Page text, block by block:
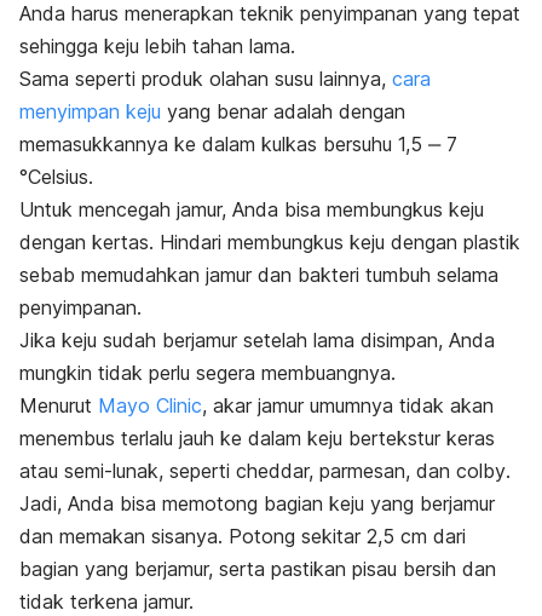
Anda harus menerapkan teknik penyimpanan yang tepat
sehingga keju lebih tahan lama.
Sama seperti produk olahan susu lainnya, cara
menyimpan keju yang benar adalah dengan
memasukkannya ke dalam kulkas bersuhu 1,5 ‒ 7
°Celsius.
Untuk mencegah jamur, Anda bisa membungkus keju
dengan kertas. Hindari membungkus keju dengan plastik
sebab memudahkan jamur dan bakteri tumbuh selama
penyimpanan.
Jika keju sudah berjamur setelah lama disimpan, Anda
mungkin tidak perlu segera membuangnya.
Menurut Mayo Clinic, akar jamur umumnya tidak akan
menembus terlalu jauh ke dalam keju bertekstur keras
atau semi-lunak, seperti cheddar, parmesan, dan colby.
Jadi, Anda bisa memotong bagian keju yang berjamur
dan memakan sisanya. Potong sekitar 2,5 cm dari
bagian yang berjamur, serta pastikan pisau bersih dan
tidak terkena jamur.